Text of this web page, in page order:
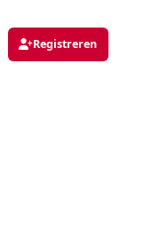
Registreren